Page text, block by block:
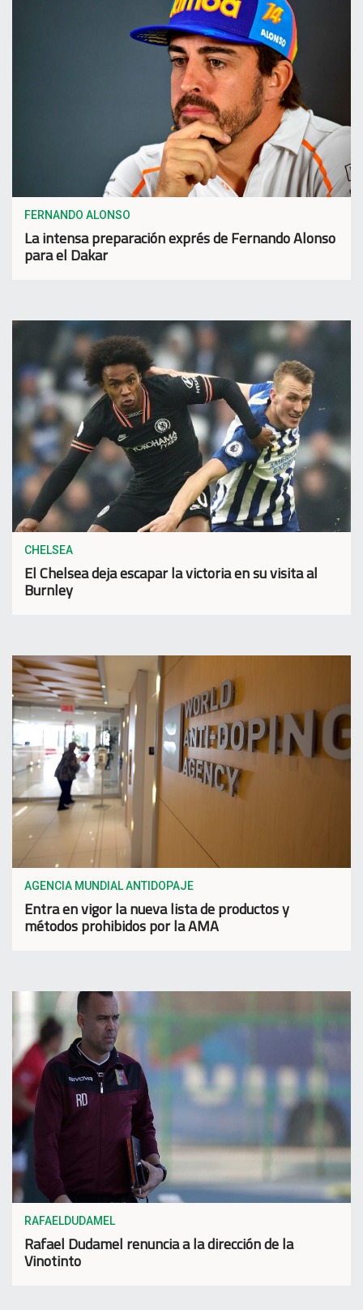
FERNANDO ALONSO
La intensa preparación exprés de Fernando Alonso
para el Dakar
CHELSEA
El Chelsea deja escapar la victoria en su visita al
Burnley
AGENCIA MUNDIAL ANTIDOPAJE
Entra en vigor la nueva lista de productos y
métodos prohibidos por la AMA
RAFAELDUDAMEL
Rafael Dudamel renuncia a la dirección de la
Vinotinto